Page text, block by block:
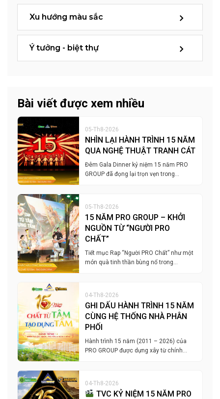
Xu hướng màu sắc
Ý tưởng - biệt thự
Bài viết được xem nhiều
05-Th8-2026
NHÌN LẠI HÀNH TRÌNH 15 NĂM
QUA NGHỆ THUẬT TRANH CÁT
Đêm Gala Dinner kỷ niệm 15 năm PRO
GROUP đã đọng lại trọn vẹn trong…
05-Th8-2026
15 NĂM PRO GROUP – KHỞI
NGUỒN TỪ “NGƯỜI PRO
CHẤT”
Tiết mục Rap “Người PRO Chất” như một
món quà tinh thần bùng nổ trong…
04-Th8-2026
GHI DẤU HÀNH TRÌNH 15 NĂM
CÙNG HỆ THỐNG NHÀ PHÂN
PHỐI
Hành trình 15 năm (2011 – 2026) của
PRO GROUP được dựng xây từ chính…
04-Th8-2026
TVC KỶ NIỆM 15 NĂM PRO